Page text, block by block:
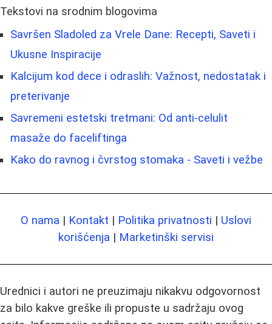
Tekstovi na srodnim blogovima
Savršen Sladoled za Vrele Dane: Recepti, Saveti i
Ukusne Inspiracije
Kalcijum kod dece i odraslih: Važnost, nedostatak i
preterivanje
Savremeni estetski tretmani: Od anti-celulit
masaže do faceliftinga
Kako do ravnog i čvrstog stomaka - Saveti i vežbe
O nama | Kontakt | Politika privatnosti | Uslovi
korišćenja | Marketinški servisi
Urednici i autori ne preuzimaju nikakvu odgovornost
za bilo kakve greške ili propuste u sadržaju ovog